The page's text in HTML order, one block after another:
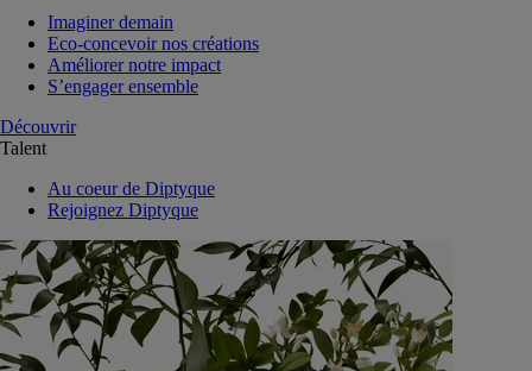
Imaginer demain
Eco-concevoir nos créations
Améliorer notre impact
S’engager ensemble
Découvrir
Talent
Au coeur de Diptyque
Rejoignez Diptyque